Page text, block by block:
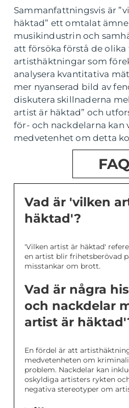
Sammanfattningsvis är
häktad” ett omtalat
musikindustrin och
att försöka förstå de olika
artisthäktningar som
analysera kvantitativa
mer nyanserad bild av
diskutera skillnaderna
artist är häktad” och
för- och nackdelarna kan
medvetenhet om detta
FAQ
Vad är 'vilken
häktad'?
'Vilken artist är häktad'
en artist blir frihetsberövad
misstankar om brott.
Vad är några
och nackdelar
artist är
En fördel är att
medvetenheten om
problem. Nackdelar kan
oskyldiga artisters rykten
negativa stereotyper om